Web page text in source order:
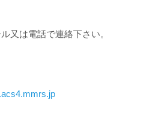
又は電話で連絡下さい。